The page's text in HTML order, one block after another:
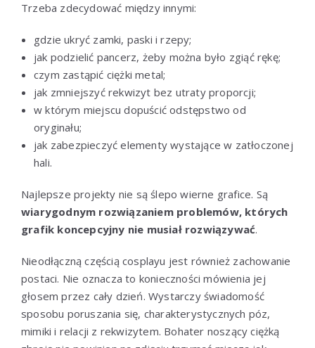
Trzeba zdecydować między innymi:
gdzie ukryć zamki, paski i rzepy;
jak podzielić pancerz, żeby można było zgiąć rękę;
czym zastąpić ciężki metal;
jak zmniejszyć rekwizyt bez utraty proporcji;
w którym miejscu dopuścić odstępstwo od
oryginału;
jak zabezpieczyć elementy wystające w zatłoczonej
hali.
Najlepsze projekty nie są ślepo wierne grafice. Są
wiarygodnym rozwiązaniem problemów, których
grafik koncepcyjny nie musiał rozwiązywać.
Nieodłączną częścią cosplayu jest również zachowanie
postaci. Nie oznacza to konieczności mówienia jej
głosem przez cały dzień. Wystarczy świadomość
sposobu poruszania się, charakterystycznych póz,
mimiki i relacji z rekwizytem. Bohater noszący ciężką